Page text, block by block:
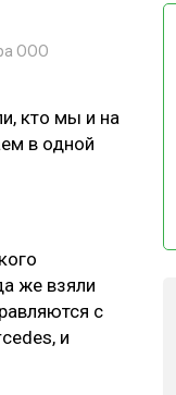
ООО
кто мы и на
в одной
же взяли
с
и